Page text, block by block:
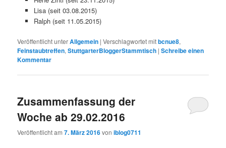
Lisa (seit 03.08.2015)
Ralph (seit 11.05.2015)
Veröffentlicht unterAllgemein |Verschlagwortet mitbcnue8,
Feinstaubtreffen,StuttgarterBloggerStammtisch |Schreibe einen
Kommentar
Zusammenfassung der
Woche ab 29.02.2016
Veröffentlicht am7. März 2016voniblog0711